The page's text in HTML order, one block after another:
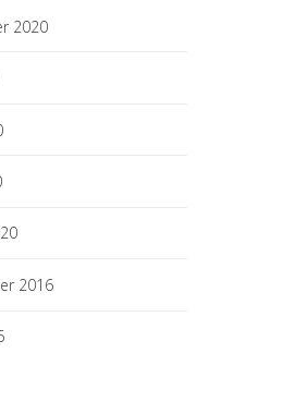
2020
2016